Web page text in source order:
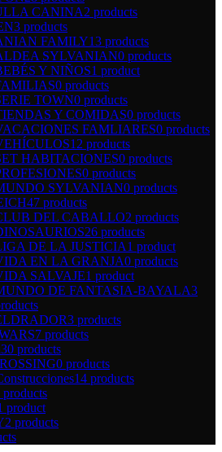
CANINA2 products
3 products
FAMILY13 products
SYLVANIAN0 products
Y NIÑOS1 product
0 products
TOWN0 products
Y COMIDAS0 products
FAMLIARES0 products
12 products
HABITACIONES0 products
0 products
SYLVANIAN0 products
47 products
DEL CABALLO2 products
26 products
DE LA JUSTICIA1 product
EN LA GRANJA0 products
SALVAJE1 product
DE FANTASIA-BAYALA3
3 products
7 products
30 products
0 products
14 products
products
product
2 products